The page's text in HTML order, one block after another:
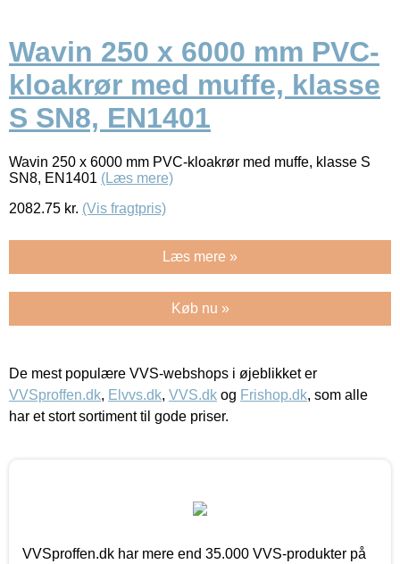
Wavin 250 x 6000 mm PVC-
kloakrør med muffe, klasse
S SN8, EN1401
Wavin 250 x 6000 mm PVC-kloakrør med muffe, klasse S
SN8, EN1401 (Læs mere)
2082.75 kr. (Vis fragtpris)
Læs mere »
Køb nu »
De mest populære VVS-webshops i øjeblikket er
VVSproffen.dk, Elvvs.dk, VVS.dk og Frishop.dk, som alle
har et stort sortiment til gode priser.
VVSproffen.dk har mere end 35.000 VVS-produkter på